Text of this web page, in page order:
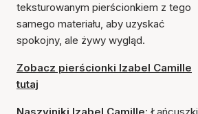
teksturowanym pierścionkiem z tego
samego materiału, aby uzyskać
spokojny, ale żywy wygląd.
Zobacz pierścionki Izabel Camille
tutaj